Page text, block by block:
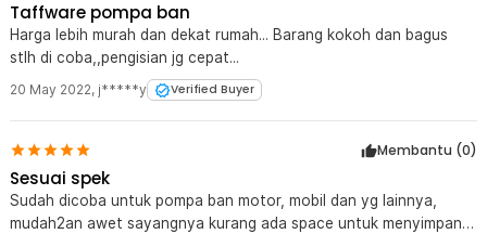
Taffware pompa ban
Harga lebih murah dan dekat rumah... Barang kokoh dan bagus
stlh di coba,,pengisian jg cepat...
20 May 2022, j*****y Verified Buyer
Membantu (0)
Sesuai spek
Sudah dicoba untuk pompa ban motor, mobil dan yg lainnya,
mudah2an awet sayangnya kurang ada space untuk menyimpan